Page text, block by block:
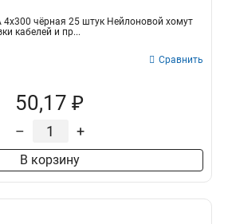
4x300 чёрная 25 штук Нейлоновой хомут
кабелей и пр...
Сравнить
50,17 ₽
– +
В корзину